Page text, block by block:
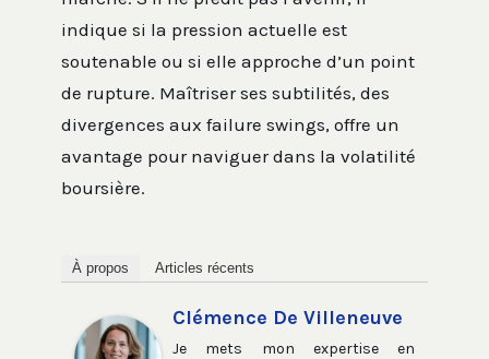
indique si la pression actuelle est
soutenable ou si elle approche d’un point
de rupture. Maîtriser ses subtilités, des
divergences aux failure swings, offre un
avantage pour naviguer dans la volatilité
boursière.
À propos Articles récents
Clémence De Villeneuve
Je mets mon expertise en